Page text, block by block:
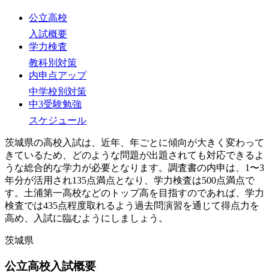
公立高校
入試概要
学力検査
教科別対策
内申点アップ
中学校別対策
中3受験勉強
スケジュール
茨城県の高校入試は、近年、年ごとに傾向が大きく変わって
きているため、どのような問題が出題されても対応できるよ
うな総合的な学力が必要となります。調査書の内申は、1〜3
年分が活用され135点満点となり、学力検査は500点満点で
す。土浦第一高校などのトップ高を目指すのであれば、学力
検査では435点程度取れるよう過去問演習を通じて得点力を
高め、入試に臨むようにしましょう。
茨城県
公立高校入試概要